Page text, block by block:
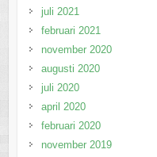
juli 2021
februari 2021
november 2020
augusti 2020
juli 2020
april 2020
februari 2020
november 2019